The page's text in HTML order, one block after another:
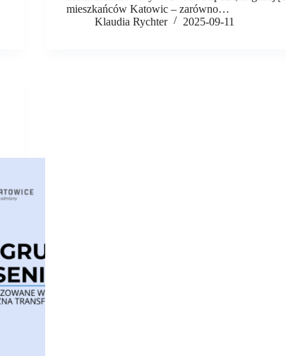
mieszkańców Katowic – zarówno…
Klaudia Rychter
2025-09-11